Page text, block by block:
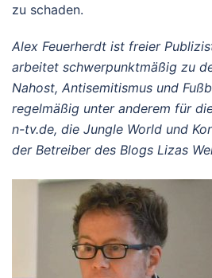
zu schaden.
Alex Feuerherdt ist freier
arbeitet schwerpunktmäßig zu
Nahost, Antisemitismus und
regelmäßig unter anderem für
n-tv.de, die Jungle World und
der Betreiber des Blogs Lizas